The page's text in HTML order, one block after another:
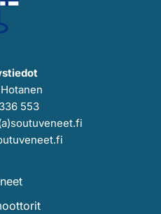
553